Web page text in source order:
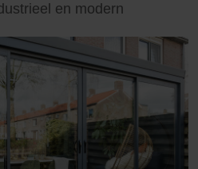
en modern